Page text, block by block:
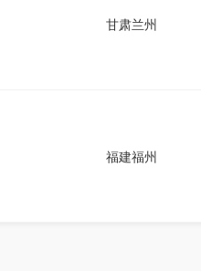
甘肃兰州
福建福州